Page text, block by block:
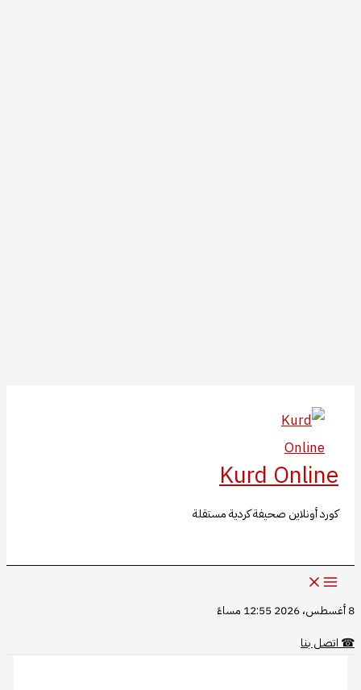
المحتوى
Kurd Online
كورد أونلاين صحيفة كردية مستقلة
8 أغسطس، 2026 12:55 مساءً
☎اتصل بنا